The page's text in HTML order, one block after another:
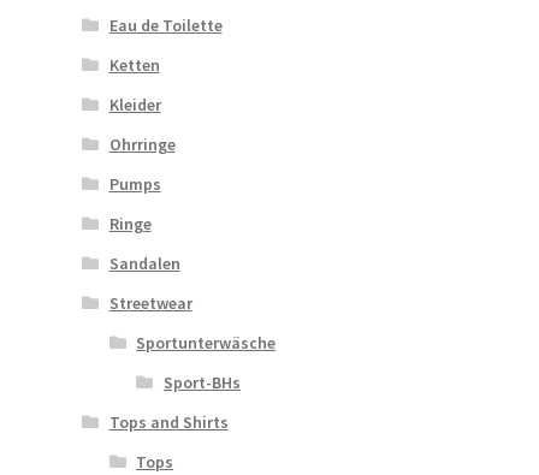
Eau de Toilette
Ketten
Kleider
Ohrringe
Pumps
Ringe
Sandalen
Streetwear
Sportunterwäsche
Sport-BHs
Tops and Shirts
Tops